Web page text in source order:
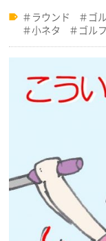
ラウンド ゴ
小ネタ
ゴル